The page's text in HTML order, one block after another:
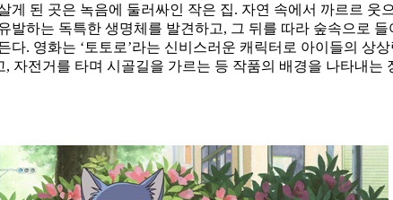
된 곳은 녹음에 둘러싸인 작은 집. 자연 속에서 까르르 웃
하는 독특한 생명체를 발견하고, 그 뒤를 따라 숲속으로
. 영화는 ‘토토로’라는 신비스러운 캐릭터로 아이들의 상
전거를 타며 시골길을 가르는 등 작품의 배경을 나타내는